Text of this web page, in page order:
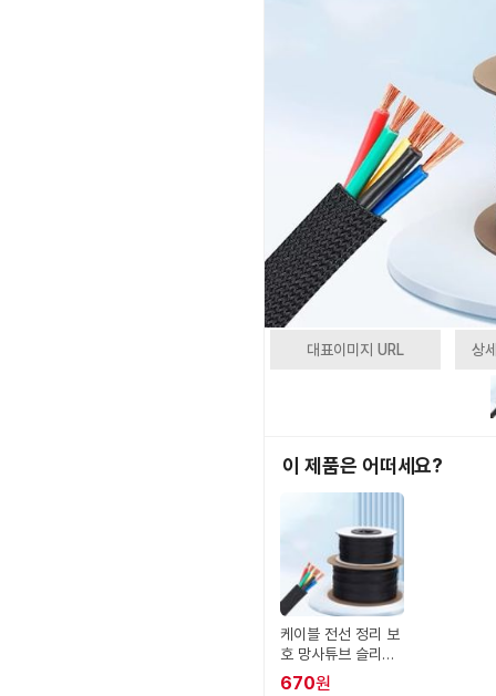
대표이미지 URL 상
이 제품은 어떠세요?
케이블 전선 정리 보
호 망사튜브 슬리브
커버 8mm
670원